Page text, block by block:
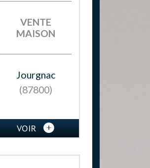
VENTE
MAISON
Jourgnac
(87800)
VOIR